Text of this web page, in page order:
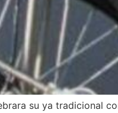
su ya tradicional